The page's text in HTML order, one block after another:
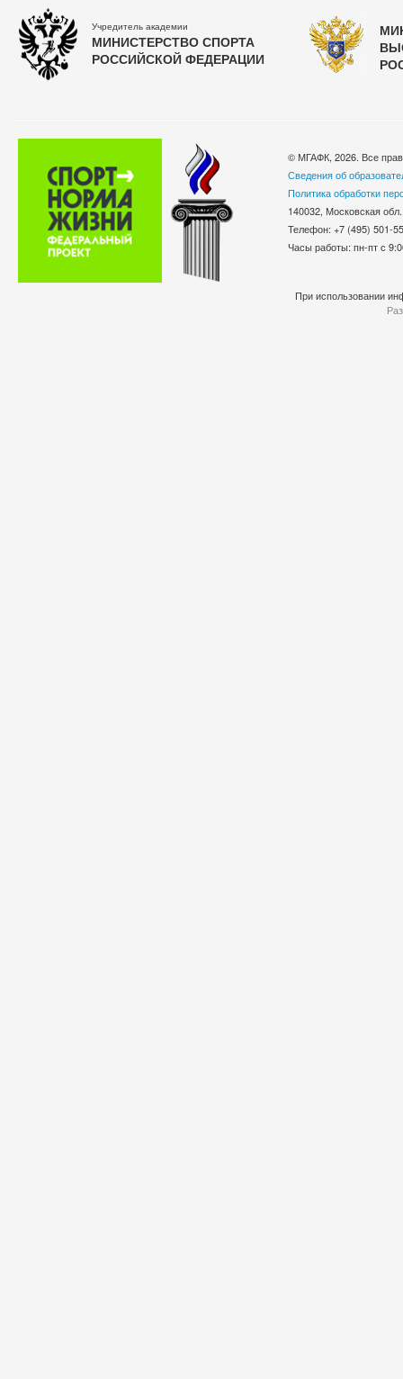
Учредитель академии
МИНИСТЕРСТВО СПОРТА
РОССИЙСКОЙ ФЕДЕРАЦИИ
© МГАФК, 2026. Все
Сведения об
Политика обработки
140032, Московская
Телефон: +7 (495)
Часы работы: пн-пт с
При использовании